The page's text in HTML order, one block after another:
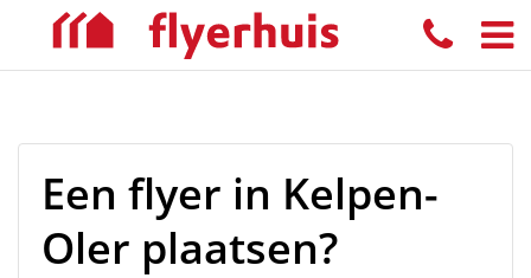
Een flyer in Kelpen-
Oler plaatsen?